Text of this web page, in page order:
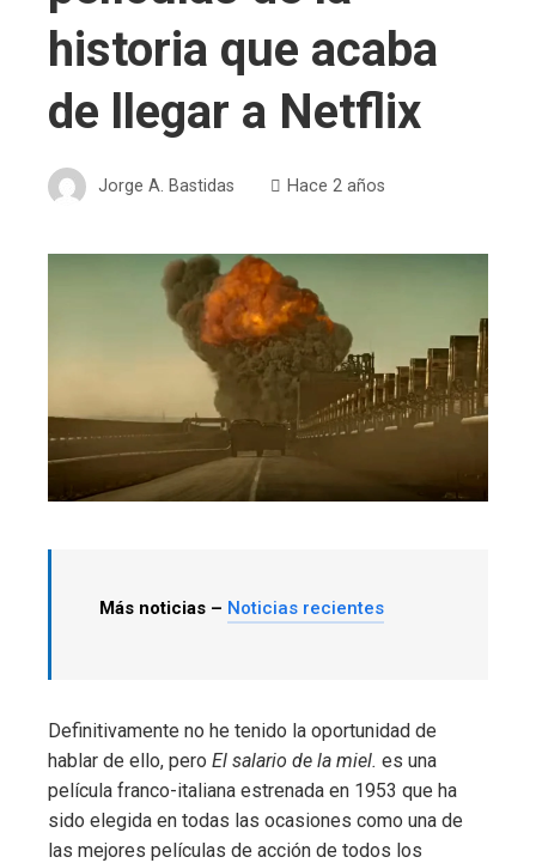
historia que acaba
de llegar a Netflix
Jorge A. Bastidas Hace 2 años
Más noticias – Noticias recientes
Definitivamente no he tenido la oportunidad de
hablar de ello, pero El salario de la miel. es una
película franco-italiana estrenada en 1953 que ha
sido elegida en todas las ocasiones como una de
las mejores películas de acción de todos los